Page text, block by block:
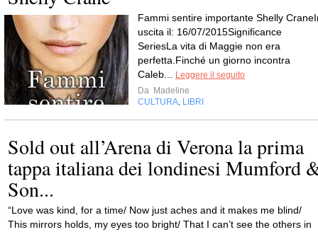
Fammi sentire importante Shelly
uscita il: 16/07/2015Significance
SeriesLa vita di Maggie non era
perfetta.Finché un giorno incontra
Caleb...
Leggere il seguito
Da Madeline
CULTURA LIBRI
Sold out all’Arena di Verona la prima
tappa italiana dei londinesi Mumford
Son...
“Love was kind, for a time/ Now just aches and it makes me blind/
This mirrors holds, my eyes too bright/ That I can’t see the others in